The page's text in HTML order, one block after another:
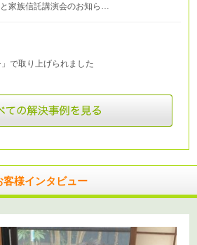
家族信託講演会のお知ら…
で取り上げられました
客様インタビュー